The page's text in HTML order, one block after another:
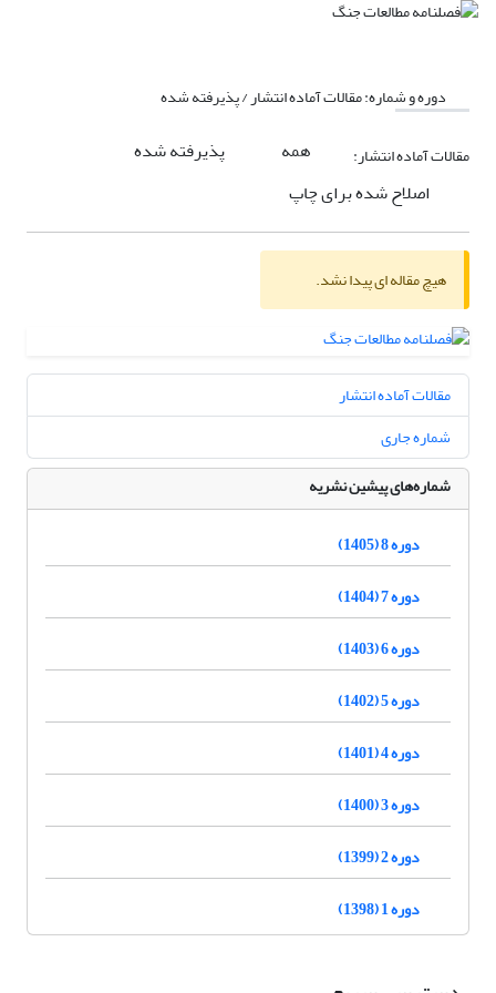
دوره و شماره:مقالات آماده انتشار / پذیرفته شده
مقالات آماده انتشار:
همه
پذیرفته شده
اصلاح شده برای چاپ
هیچ مقاله ای پیدا نشد.
مقالات آماده انتشار
شماره جاری
شماره‌های پیشین نشریه
دوره 8 (1405)
دوره 7 (1404)
دوره 6 (1403)
دوره 5 (1402)
دوره 4 (1401)
دوره 3 (1400)
دوره 2 (1399)
دوره 1 (1398)